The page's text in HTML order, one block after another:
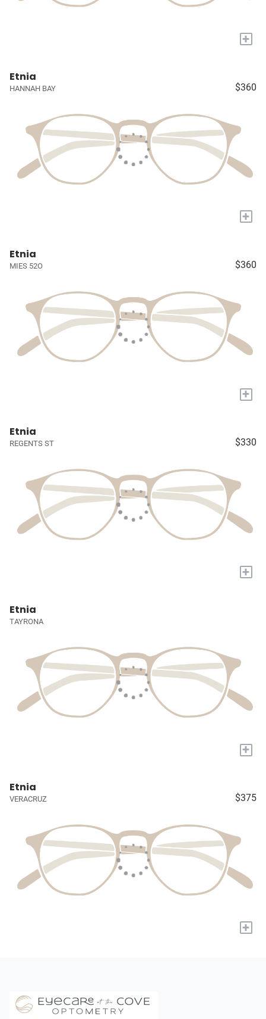
+
Etnia
HANNAH BAY $360
+
Etnia
MIES 52O $360
+
Etnia
REGENTS ST $330
+
Etnia
TAYRONA
+
Etnia
VERACRUZ $375
+